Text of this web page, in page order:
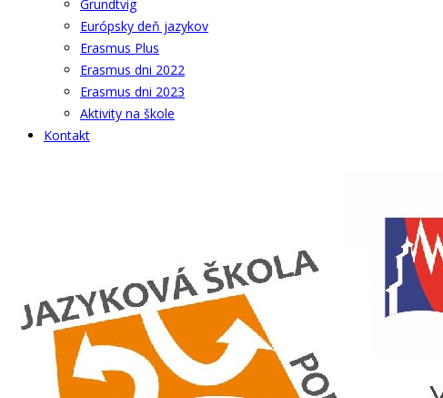
Grundtvig
Európsky deň jazykov
Erasmus Plus
Erasmus dni 2022
Erasmus dni 2023
Aktivity na škole
Kontakt